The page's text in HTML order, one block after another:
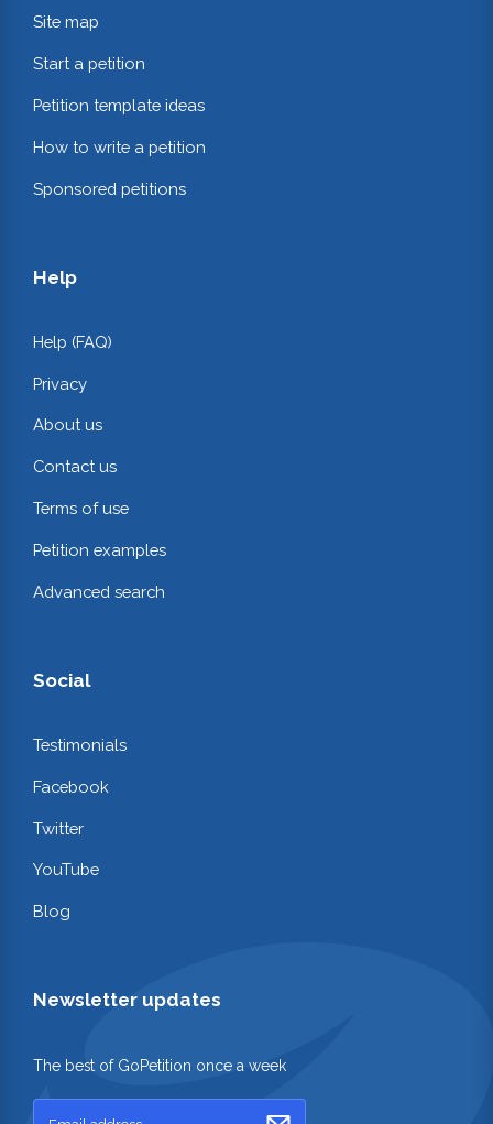
Site map
Start a petition
Petition template ideas
How to write a petition
Sponsored petitions
Help
Help (FAQ)
Privacy
About us
Contact us
Terms of use
Petition examples
Advanced search
Social
Testimonials
Facebook
Twitter
YouTube
Blog
Newsletter updates
The best of GoPetition once a week